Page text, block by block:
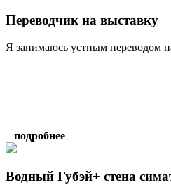
Переводчик на выставку
Я занимаюсь устным переводом
подробнее
Водный Губэй+ стена